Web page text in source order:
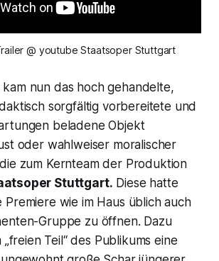
@ youtube Staatsoper Stuttgart
nun das hoch gehandelte,
sorgfältig vorbereitete und
beladene Objekt
oder wahlweiser moralischer
zum Kernteam der Produktion
Stuttgart. Diese hatte
wie im Haus üblich auch
Gruppe zu öffnen. Dazu
„freien Teil“des Publikums eine